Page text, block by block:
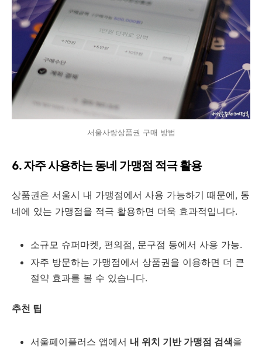
서울사랑상품권 구매 방법
6. 자주 사용하는 동네 가맹점 적극 활용
상품권은 서울시 내 가맹점에서 사용 가능하기 때문에, 동
네에 있는 가맹점을 적극 활용하면 더욱 효과적입니다.
소규모 슈퍼마켓, 편의점, 문구점 등에서 사용 가능.
자주 방문하는 가맹점에서 상품권을 이용하면 더 큰
절약 효과를 볼 수 있습니다.
추천 팁
서울페이플러스 앱에서 내 위치 기반 가맹점 검색을